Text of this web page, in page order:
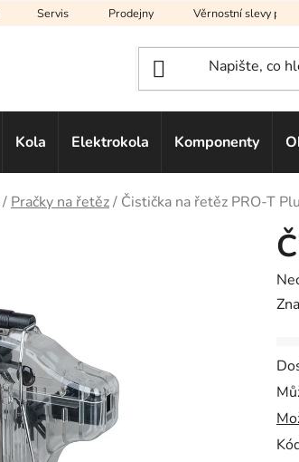
Servis Prodejny Věrnostní slevy pro
Kola Elektrokola Komponenty
/ Pračky na řetěz/ Čistička na řetěz PRO-T
0,0
z
5